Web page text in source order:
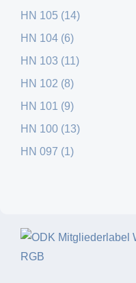
HN 105 (14)
HN 104 (6)
HN 103 (11)
HN 102 (8)
HN 101 (9)
HN 100 (13)
HN 097 (1)